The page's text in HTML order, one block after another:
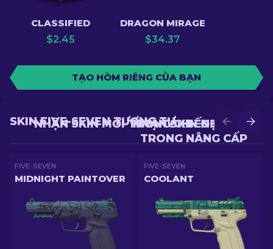
CLASSIFIED
$2.45
DRAGON MIRAGE
$34.37
TẠO HÒM RIÊNG CỦA BẠN
NHẬN SKIN ĐẸP HƠN
TRONG NÂNG CẤP
NHẬN SKIN MỚI TRONG CHIẾN ĐẤU
SKIN FIVE-SEVEN TƯƠNG TỰ
FIVE-SEVEN
MIDNIGHT PAINTOVER
FIVE-SEVEN
COOLANT